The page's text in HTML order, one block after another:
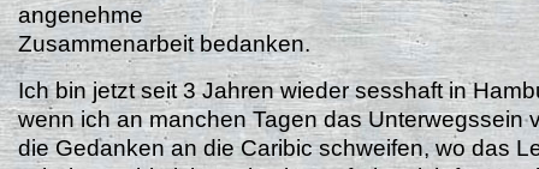
angenehme
Zusammenarbeit bedanken.
Ich bin jetzt seit 3 Jahren wieder sesshaft in
wenn ich an manchen Tagen das Unterwegssein
die Gedanken an die Caribic schweifen, wo das